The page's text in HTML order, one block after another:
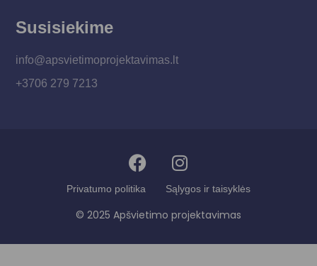
Susisiekime
info@apsvietimoprojektavimas.lt
+3706 279 7213
Privatumo politika Sąlygos ir taisyklės
© 2025 Apšvietimo projektavimas